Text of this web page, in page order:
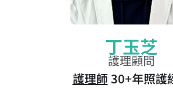
丁玉芝
護理顧問
護理師30+年照護